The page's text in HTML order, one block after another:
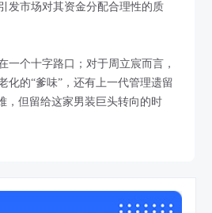
发市场对其资金分配合理性的质
一个十字路口；对于周立宸而言，
化的“爹味”，还有上一代管理遗留
，但留给这家男装巨头转向的时